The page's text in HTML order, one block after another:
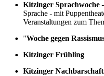
Kitzinger Sprachwoche
Sprache - mit
Veranstaltungen zum
"Woche gegen
Kitzinger Frühling
Kitzinger